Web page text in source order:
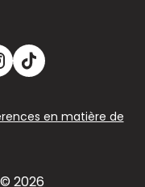
en matière de
2026